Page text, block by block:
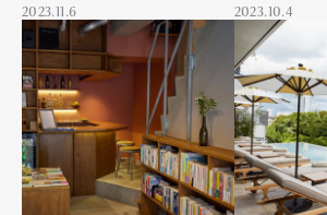
2023.11.6 2023.10.4